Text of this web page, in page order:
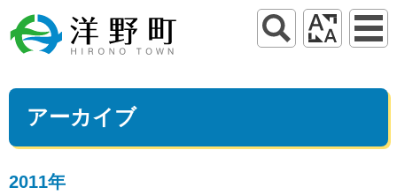
アーカイブ
2011年